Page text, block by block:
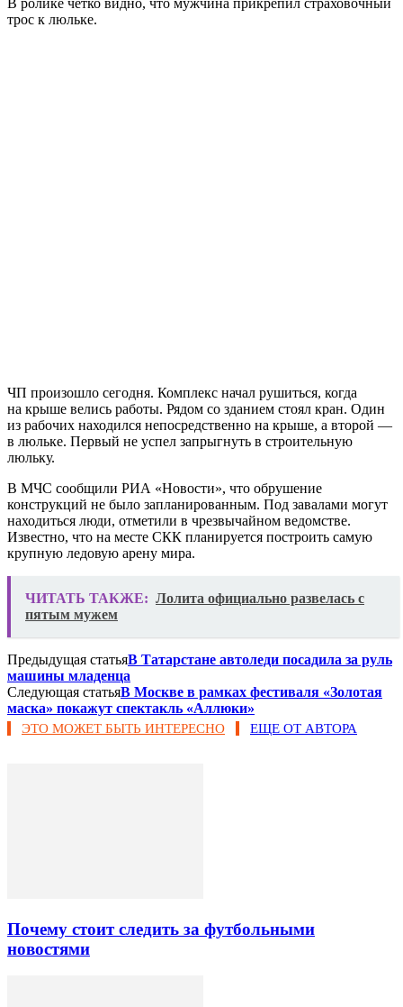
трос к люльке.
ЧП произошло сегодня. Комплекс начал рушиться, когда
на крыше велись работы. Рядом со зданием стоял кран. Один
из рабочих находился непосредственно на крыше, а второй —
в люльке. Первый не успел запрыгнуть в строительную
люльку.
В МЧС сообщили РИА «Новости», что обрушение
конструкций не было запланированным. Под завалами могут
находиться люди, отметили в чрезвычайном ведомстве.
Известно, что на месте СКК планируется построить самую
крупную ледовую арену мира.
ЧИТАТЬ ТАКЖЕ: Лолита официально развелась с
пятым мужем
Предыдущая статьяВ Татарстане автоледи посадила за руль
машины младенца
Следующая статьяВ Москве в рамках фестиваля «Золотая
маска» покажут спектакль «Аллюки»
ЭТО МОЖЕТ БЫТЬ ИНТЕРЕСНО ЕЩЕ ОТ АВТОРА
Почему стоит следить за футбольными
новостями